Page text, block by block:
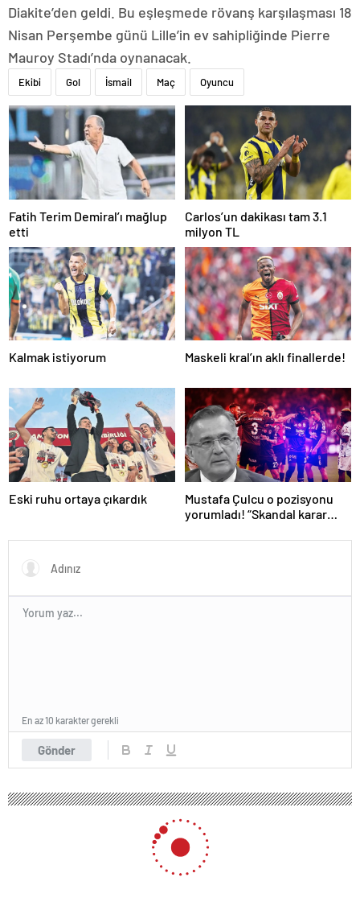
Diakite’den geldi. Bu eşleşmede rövanş karşılaşması 18
Nisan Perşembe günü Lille’in ev sahipliğinde Pierre
Mauroy Stadı’nda oynanacak.
Ekibi Gol İsmail Maç Oyuncu
Fatih Terim Demiral’ı mağlup
etti
Carlos’un dakikası tam 3.1
milyon TL
Kalmak istiyorum Maskeli kral’ın aklı finallerde!
Eski ruhu ortaya çıkardık
Mustafa Çulcu o pozisyonu
yorumladı! “Skandal karar
Gönder
En az 10 karakter gerekli